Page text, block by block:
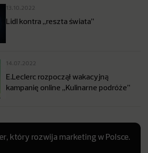
13.10.2022
Lidl kontra „reszta świata”
14.07.2022
E.Leclerc rozpoczął wakacyjną
kampanię online „Kulinarne podróże”
który rozwija marketing w Polsce.